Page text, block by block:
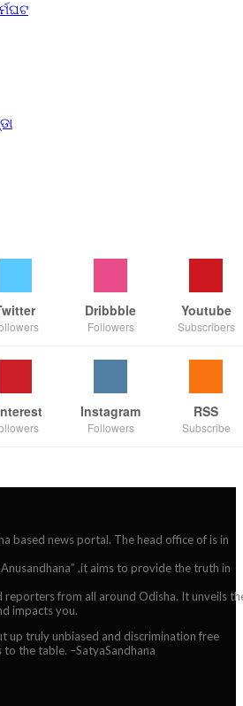
Dribbble
Followers
Youtube
Subscribers
Instagram
Followers
RSS
Subscribe
based news portal. The head office of is in
,it aims to provide the truth in
from all around Odisha. It unveils
impacts you.
up truly unbiased and discrimination free
the table. –SatyaSandhana